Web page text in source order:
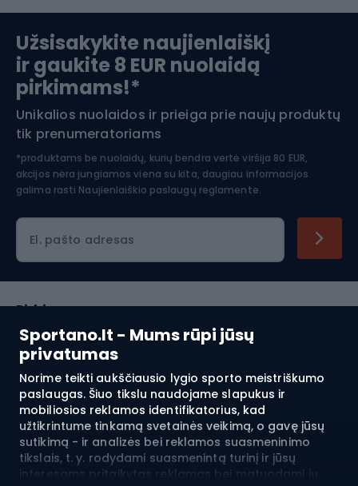
Sportano.lt - Mums rūpi jūsų
privatumas
Norime teikti aukščiausio lygio sporto meistriškumo
paslaugas. Šiuo tikslu naudojame slapukus ir
mobiliosios reklamos identifikatorius, kad
užtikrintume tinkamą svetainės veikimą, o gavę jūsų
sutikimą - ir analizės bei reklamos suasmeninimo
tikslais, t. y. rodydami suasmenintą turinį ir jūsų
interesams pritaikytas reklamas bei matuodami jų
Slidinėjimas
Apranga žiemos sportui
Šiaurietiškas ėjimas
Užsisakykite naujienlaiškį
ir gaukite 8 EUR nuolaidą
pirkimams!*
Unikalios nuolaidos ir prieiga prie naujų produktų
tik prenumeratoriams
*produktams be nuolaidų, kurių bendra vertė viršija 80 EUR,
akcijos nėra jungiamos viena su kita, daugiau informacijos
galima rasti Naujienlaiškio paslaugų reglamente.
El. pašto adresas
Pirkimas
Klientų aptarnavimas
Reglamentai
Apie mus